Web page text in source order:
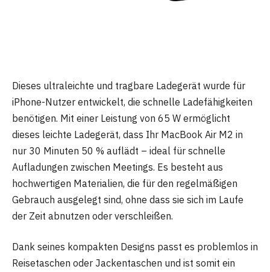
Dieses ultraleichte und tragbare Ladegerät wurde für
iPhone-Nutzer entwickelt, die schnelle Ladefähigkeiten
benötigen. Mit einer Leistung von 65 W ermöglicht
dieses leichte Ladegerät, dass Ihr MacBook Air M2 in
nur 30 Minuten 50 % auflädt – ideal für schnelle
Aufladungen zwischen Meetings. Es besteht aus
hochwertigen Materialien, die für den regelmäßigen
Gebrauch ausgelegt sind, ohne dass sie sich im Laufe
der Zeit abnutzen oder verschleißen.
Dank seines kompakten Designs passt es problemlos in
Reisetaschen oder Jackentaschen und ist somit ein